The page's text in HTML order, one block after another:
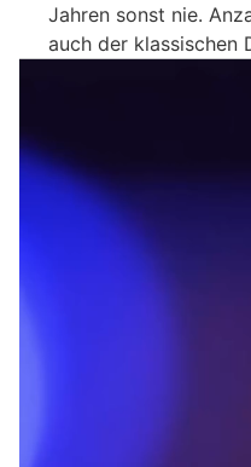
Jahren sonst nie.
auch der klassischen